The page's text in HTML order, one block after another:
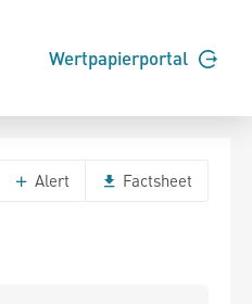
Wertpapierportal
Alert Factsheet